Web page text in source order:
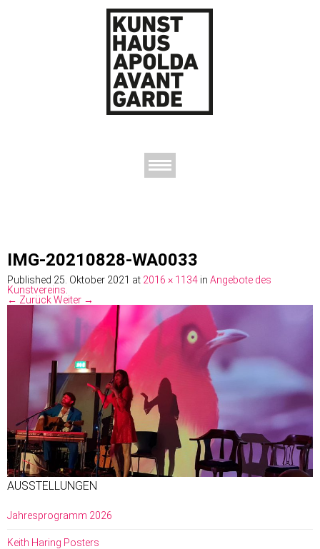
IMG-20210828-WA0033
Published 25. Oktober 2021 at 2016 × 1134 in Angebote des
Kunstvereins.
← ZurückWeiter →
AUSSTELLUNGEN
Jahresprogramm 2026
Keith Haring Posters